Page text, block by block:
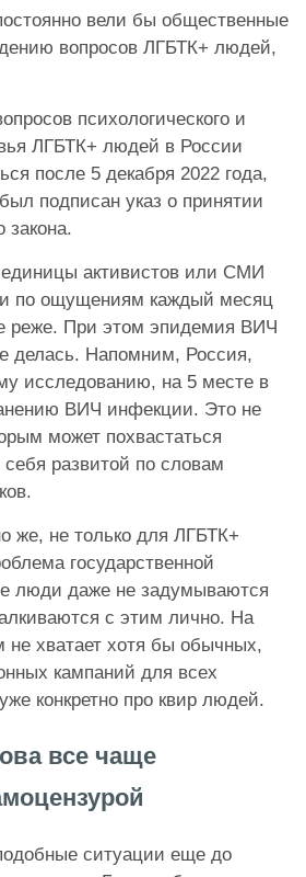
вели бы общественные
вопросов ЛГБТК+ людей,
психологического и
ЛГБТК+ людей в России
после 5 декабря 2022 года,
подписан указ о принятии
закона.
активистов или СМИ
по ощущениям каждый месяц
реже. При этом эпидемия ВИЧ
делась. Напомним, Россия,
исследованию, на 5 месте в
ВИЧ инфекции. Это не
может похвастаться
развитой по словам
же, не только для ЛГБТК+
государственной
люди даже не задумываются
с этим лично. На
хватает хотя бы обычных,
кампаний для всех
конкретно про квир людей.
все чаще
ситуации еще до